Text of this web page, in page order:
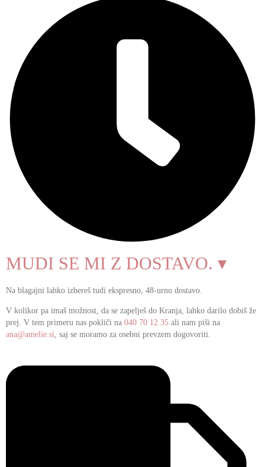
MUDI SE MI Z DOSTAVO. ▾
Na blagajni lahko izbereš tudi ekspresno, 48-urno dostavo.
V kolikor pa imaš možnost, da se zapelješ do Kranja, lahko darilo dobiš že
prej. V tem primeru nas pokliči na 040 70 12 35 ali nam piši na
ana@amelie.si , saj se moramo za osebni prevzem dogovoriti.